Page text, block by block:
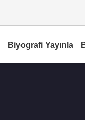
Biyografi Yayınla